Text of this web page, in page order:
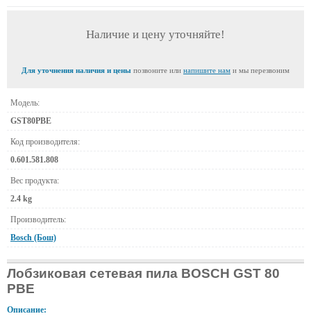
Наличие и цену уточняйте!
Для уточнения наличия и цены позвоните или напишите нам и мы перезвоним
Модель:
GST80PBE
Код производителя:
0.601.581.808
Вес продукта:
2.4 kg
Производитель:
Bosch (Бош)
Лобзиковая сетевая пила BOSCH GST 80
PBE
Описание: